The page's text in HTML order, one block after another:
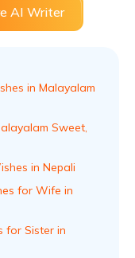
AI Writer
in Malayalam
Sweet,
in Nepali
for Wife in
for Sister in